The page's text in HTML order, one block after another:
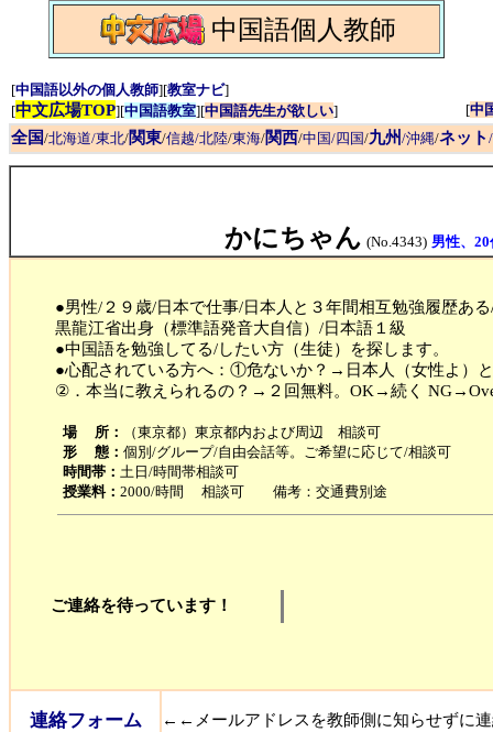
中国語個人教師
[中国語以外の個人教師][教室ナビ]
[中文広場TOP][中国語教室][中国語先生が欲しい] [中
全国/北海道/東北/関東/信越/北陸/東海/関西/中国/四国/九州/沖縄/ネット
かにちゃん (No.4343) 男性、20
●男性/２９歳/日本で仕事/日本人と３年間相互勉強履歴あ
黒龍江省出身（標準語発音大自信）/日本語１級
●中国語を勉強してる/したい方（生徒）を探します。
●心配されている方へ：①危ないか？→日本人（女性よ）
②．本当に教えられるの？→２回無料。OK→続く
場 所：
（東京都）東京都内および周辺 相談可
形 態： 個別/グループ/自由会話等。ご希望に応じて/相談可
時間帯： 土日/時間帯相談可
授業料： 2000/時間 相談可 備考：交通費別途
ご連絡を待っています！
連絡フォーム ←←メールアドレスを教師側に知らせずに